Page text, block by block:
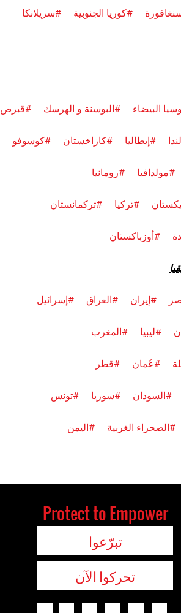
#كوريا الجنوبية #سريلانكا
البيضاء #البوسنة و الهرسك #قبرص
#إيطاليا #كازاخستان #كوسوفو
#مولدافيا #رومانيا
#تركيا #تركمانستان
#أوزباكستان
#إيران #العراق #إسرائيل
#ليبيا #المغرب
#عُمان #قطر
#السودان #سوريا #تونس
#الصحراء الغربية #اليمن
Protect to Empower
تبرّعوا
تحركوا الآن